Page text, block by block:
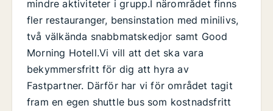
mindre aktiviteter i grupp.I närområdet finns
fler restauranger, bensinstation med minilivs,
två välkända snabbmatskedjor samt Good
Morning Hotell.Vi vill att det ska vara
bekymmersfritt för dig att hyra av
Fastpartner. Därför har vi för området tagit
fram en egen shuttle bus som kostnadsfritt